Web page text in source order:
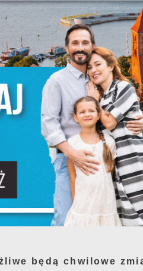
Lipowa,
odbywać się będzie
Piaśnicy i
(poprzez pas zieleni).
czas remontu to
będą chwilowe
Szanujemy Twoją prywatność.
lub zaakceptować je
dokonać zmiany swoich
Niezbędne
Niezbędne pliki cookies służą
strony internetowej i
oferowanych przez nas usług.
Pliki cookies odpowiadają na
w celu m.in. dostosowania
prywatności, logowania czy
cookies strona, z której
Funkcjonalne i
personalizację określonych